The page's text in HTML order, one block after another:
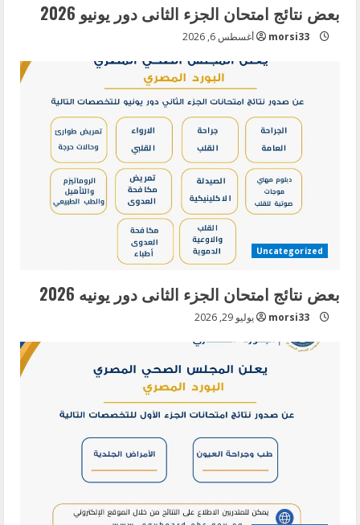
n
بعض نتائج امتحان الجزء الثانى دور يونيو 2026
morsi33 أغسطس 6, 2026
Uncategorized
بعض نتائج امتحان الجزء الثانى دور يونيه 2026
morsi33 يوليو 29, 2026